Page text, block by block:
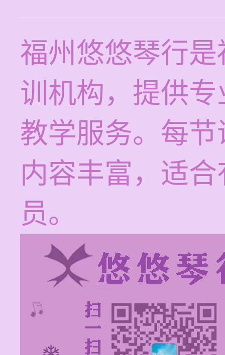
福州悠悠琴行
训机构，提供
教学服务。每
内容丰富，适
员。